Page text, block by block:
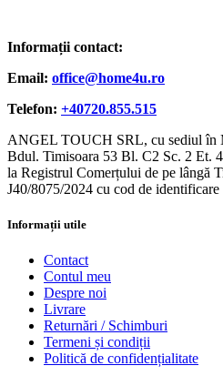
Informații contact:
Email: office@home4u.ro
Telefon: +40720.855.515
ANGEL TOUCH SRL, cu sediul în
Bdul. Timisoara 53 Bl. C2 Sc. 2 Et.
la Registrul Comerțului de pe lângă
J40/8075/2024 cu cod de
Informații utile
Contact
Contul meu
Despre noi
Livrare
Returnări / Schimburi
Termeni și condiții
Politică de confidențialitate